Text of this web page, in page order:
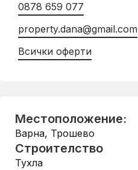
0878 659 077
property.dana@gmail.com
Всички оферти
Местоположение:
Варна, Трошево
Строителство
Тухла